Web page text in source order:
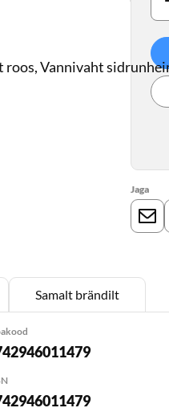
roos, Vannivaht
Jaga
E-
Samalt brändilt